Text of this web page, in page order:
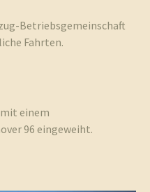
Betriebsgemeinschaft
Fahrten.
einem
96 eingeweiht.